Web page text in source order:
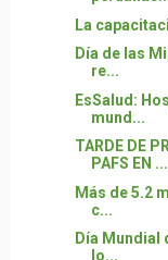
La
Día de las
re...
EsSalud:
mund...
TARDE DE
PAFS EN ...
Más de 5.2
c...
Día Mundial
lo...